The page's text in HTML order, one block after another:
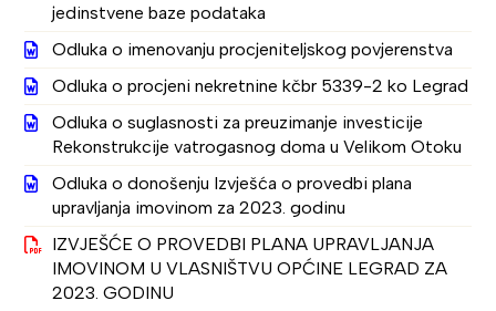
jedinstvene baze podataka
Odluka o imenovanju procjeniteljskog povjerenstva
Odluka o procjeni nekretnine kčbr 5339-2 ko Legrad
Odluka o suglasnosti za preuzimanje investicije
Rekonstrukcije vatrogasnog doma u Velikom Otoku
Odluka o donošenju Izvješća o provedbi plana
upravljanja imovinom za 2023. godinu
IZVJEŠĆE O PROVEDBI PLANA UPRAVLJANJA
IMOVINOM U VLASNIŠTVU OPĆINE LEGRAD ZA
2023. GODINU